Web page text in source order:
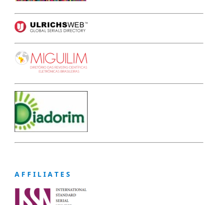
A F F I L I A T E S